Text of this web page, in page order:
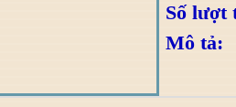
Số
Mô tả: